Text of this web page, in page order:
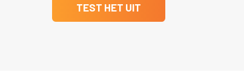
TEST HET UIT